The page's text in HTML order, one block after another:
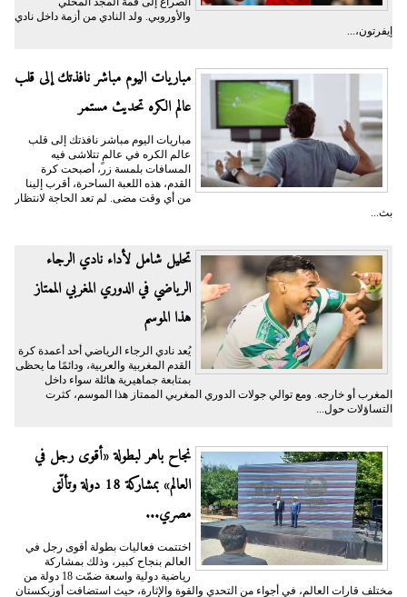
والأوروبي. ولد النادي من أزمة داخل نادي
إيفرتون،...
مباريات اليوم مباشر نافذتك إلى قلب
عالم الكره تحديث مستمر
مباريات اليوم مباشر نافذتك إلى قلب
عالم الكره في عالمٍ تتلاشى فيه
المسافات بلمسة زر، أصبحت كرة
القدم، هذه اللعبة الساحرة، أقرب إلينا
من أي وقت مضى. لم تعد الحاجة لانتظار
بث...
تحليل شامل لأداء نادي الرجاء
الرياضي في الدوري المغربي الممتاز
هذا الموسم
يُعد نادي الرجاء الرياضي أحد أعمدة كرة
القدم المغربية والعربية، ودائمًا ما يحظى
بمتابعة جماهيرية هائلة سواء داخل
المغرب أو خارجه. ومع توالي جولات الدوري المغربي الممتاز هذا الموسم، كثرت
التساؤلات حول...
نجاح باهر لبطولة «أقوى رجل في
العالم» بمشاركة 18 دولة وتألّق
مصري...
اختتمت فعاليات بطولة أقوى رجل في
العالم بنجاح كبير، وذلك بمشاركة
رياضية دولية واسعة ضمّت 18 دولة من
مختلف قارات العالم، في أجواء من التحدي والقوة والإثارة، حيث استضافت أوزبكستان